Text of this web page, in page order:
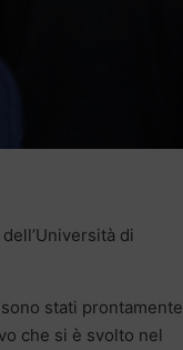
di
stati prontamente
che si è svolto nel